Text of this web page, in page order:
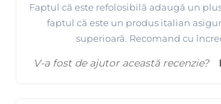
Faptul că este refolosibilă adaugă un
faptul că este un produs italian
superioară. Recomand cu
V-a fost de ajutor această recenzie?